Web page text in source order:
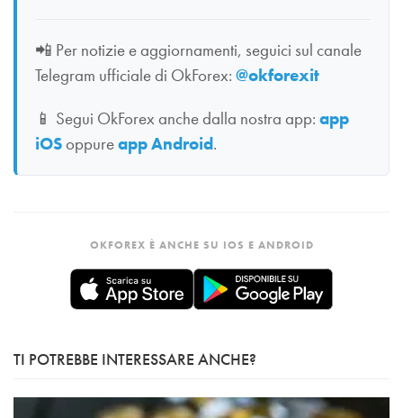
📲 Per notizie e aggiornamenti, seguici sul canale
Telegram ufficiale di OkForex: @okforexit
📱 Segui OkForex anche dalla nostra app: app
iOSoppureapp Android.
OKFOREX È ANCHE SU IOS E ANDROID
TI POTREBBE INTERESSARE ANCHE?